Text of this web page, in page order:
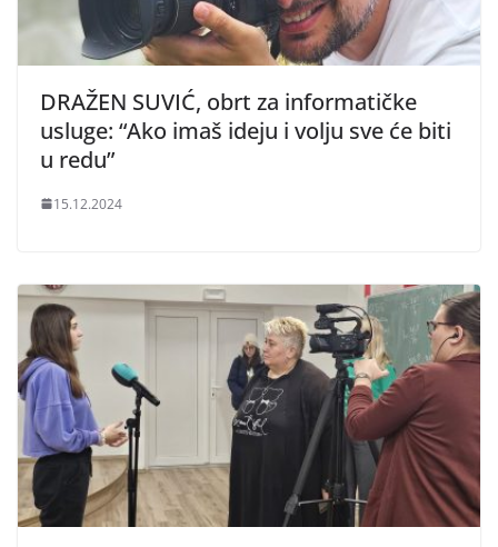
DRAŽEN SUVIĆ, obrt za informatičke
usluge: “Ako imaš ideju i volju sve će biti
u redu”
15.12.2024